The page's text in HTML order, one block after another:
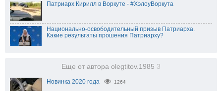
Патриарх Кирилл в Воркуте - #ХэлоуВоркута
Национально-освободительный призыв Патриарха.
Какие результаты прошения Патриарху?
Еще от автора olegtitov.1985 3
Новинка 2020 года 1264